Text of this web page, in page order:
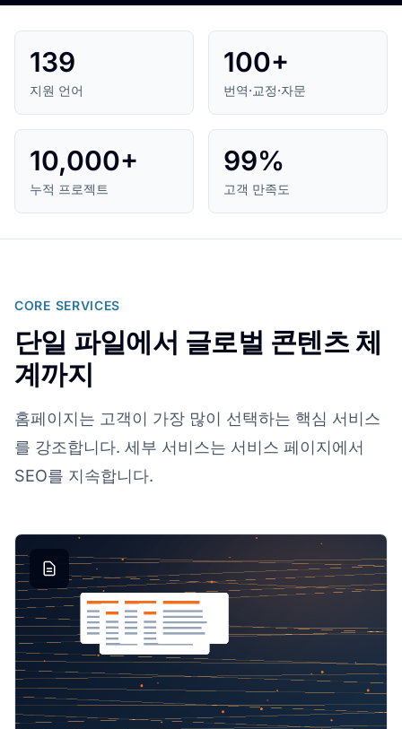
139
지원 언어
100+
번역·교정·자문
10,000+
누적 프로젝트
99%
고객 만족도
CORE SERVICES
단일 파일에서 글로벌 콘텐츠 체
계까지
홈페이지는 고객이 가장 많이 선택하는 핵심 서비스
를 강조합니다. 세부 서비스는 서비스 페이지에서
SEO를 지속합니다.